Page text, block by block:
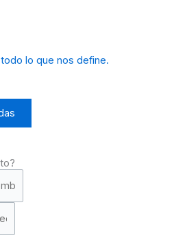
lo que nos define.